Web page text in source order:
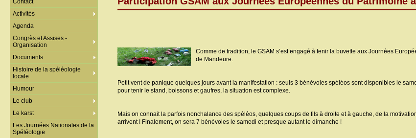
Comme de tradition, le GSAM s’est engagé à tenir la buvette aux Journées
de Mandeure.
Petit vent de panique quelques jours avant la manifestation : seuls 3 bénévoles spéléos sont disponibles le
pour tenir le stand, boissons et gaufres, la situation est complexe.
Mais on connait la parfois nonchalance des spéléos, quelques coups de fils à droite et à gauche, de la
arrivent ! Finalement, on sera 7 bénévoles le samedi et presque autant le dimanche !
Contact
Activités
Agenda
Congrès et Assises -
Organisation
Documents
Histoire de la spéléologie
locale
Humour
Le club
Le karst
Les Journées Nationales de la
Spéléologie